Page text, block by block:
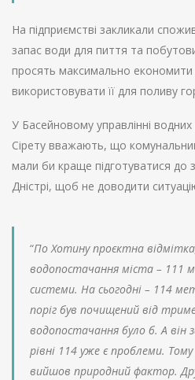
На підприємстві закликали
запас води для пиття та
просять максимально економити
використовувати її для поливу
У Басейновому управлінні водних
Сірету вважають, що
мали би краще підготуватися до
Дністрі, щоб не доводити
“По Хотину проєктна
водопостачання міста – 111
системи. На сьогодні – 114
поріг був почищений від
водопостачання було б. А він
рівні 114 уже є проблеми.
вийшов природний фактор.